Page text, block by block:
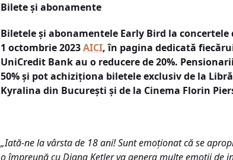
Bilete și abonamente
Biletele și abonamentele Early Bird la
1 octombrie 2023AICI, în pagina dedicată
UniCredit Bank au o reducere de 20%.
50% și pot achiziționa biletele exclusiv de la
Kyralina din București și de la Cinema Florin
„Iată-ne la vârsta de 18 ani! Sunt emoționat că se
o împreună cu Diana Ketler va genera multe emoții